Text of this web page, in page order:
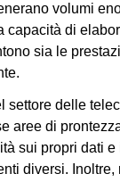
volumi
capacità di
sia le
settore delle
aree di
sui propri dati e
diversi.